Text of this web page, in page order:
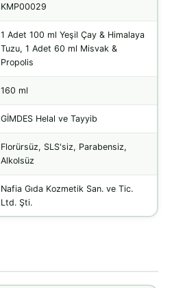
KMP00029
1 Adet 100 ml Yeşil Çay & Himalaya
Tuzu, 1 Adet 60 ml Misvak &
Propolis
160 ml
GİMDES Helal ve Tayyib
Florürsüz, SLS'siz, Parabensiz,
Alkolsüz
Nafia Gıda Kozmetik San. ve Tic.
Ltd. Şti.